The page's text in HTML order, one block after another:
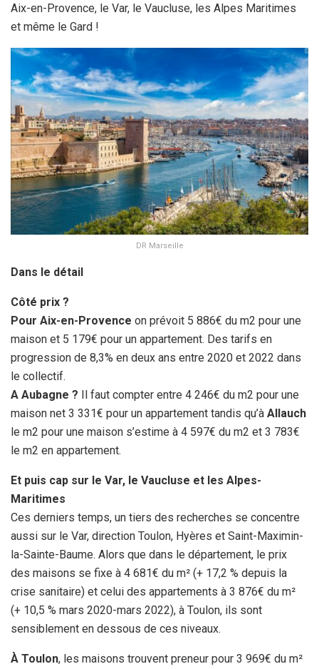
Aix-en-Provence, le Var, le Vaucluse, les Alpes Maritimes
et même le Gard !
DR Marseille
Dans le détail
Côté prix ?
Pour Aix-en-Provence on prévoit 5 886€ du m2 pour une
maison et 5 179€ pour un appartement. Des tarifs en
progression de 8,3% en deux ans entre 2020 et 2022 dans
le collectif.
A Aubagne ? Il faut compter entre 4 246€ du m2 pour une
maison net 3 331€ pour un appartement tandis qu’à Allauch
le m2 pour une maison s’estime à 4 597€ du m2 et 3 783€
le m2 en appartement.
Et puis cap sur le Var, le Vaucluse et les Alpes-
Maritimes
Ces derniers temps, un tiers des recherches se concentre
aussi sur le Var, direction Toulon, Hyères et Saint-Maximin-
la-Sainte-Baume. Alors que dans le département, le prix
des maisons se fixe à 4 681€ du m² (+ 17,2 % depuis la
crise sanitaire) et celui des appartements à 3 876€ du m²
(+ 10,5 % mars 2020-mars 2022), à Toulon, ils sont
sensiblement en dessous de ces niveaux.
À Toulon, les maisons trouvent preneur pour 3 969€ du m²